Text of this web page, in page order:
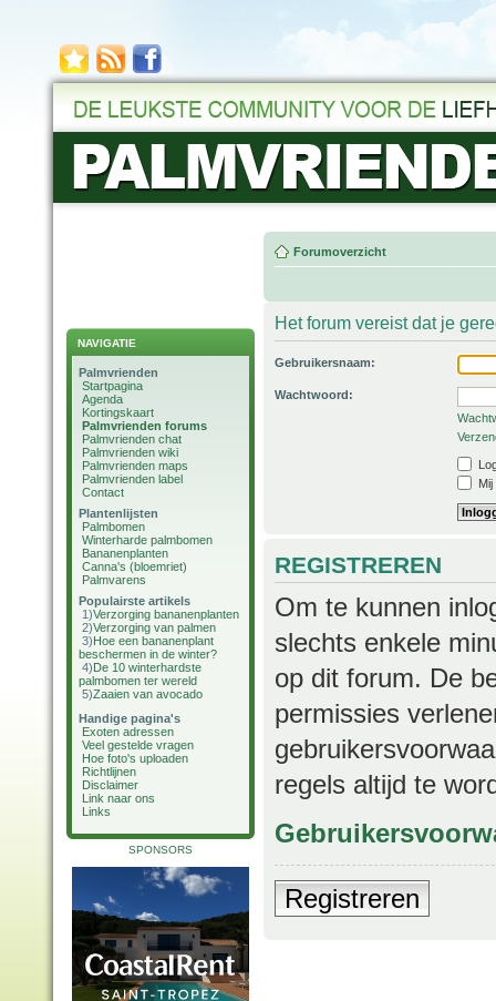
NAVIGATIE
Palmvrienden
Startpagina
Agenda
Kortingskaart
Palmvrienden forums
Palmvrienden chat
Palmvrienden wiki
Palmvrienden maps
Palmvrienden label
Contact
Plantenlijsten
Palmbomen
Winterharde palmbomen
Bananenplanten
Canna's (bloemriet)
Palmvarens
Populairste artikels
1)Verzorging bananenplanten
2)Verzorging van palmen
3)Hoe een bananenplant
beschermen in de winter?
4)De 10 winterhardste
palmbomen ter wereld
5)Zaaien van avocado
Handige pagina's
Exoten adressen
Veel gestelde vragen
Hoe foto's uploaden
Richtlijnen
Disclaimer
Link naar ons
Links
SPONSORS
Forumoverzicht
Het forum vereist dat je
Gebruikersnaam:
Wachtwoord:
REGISTREREN
Om te kunnen
slechts enkele
op dit forum. De
permissies
regels altijd te
Registreren